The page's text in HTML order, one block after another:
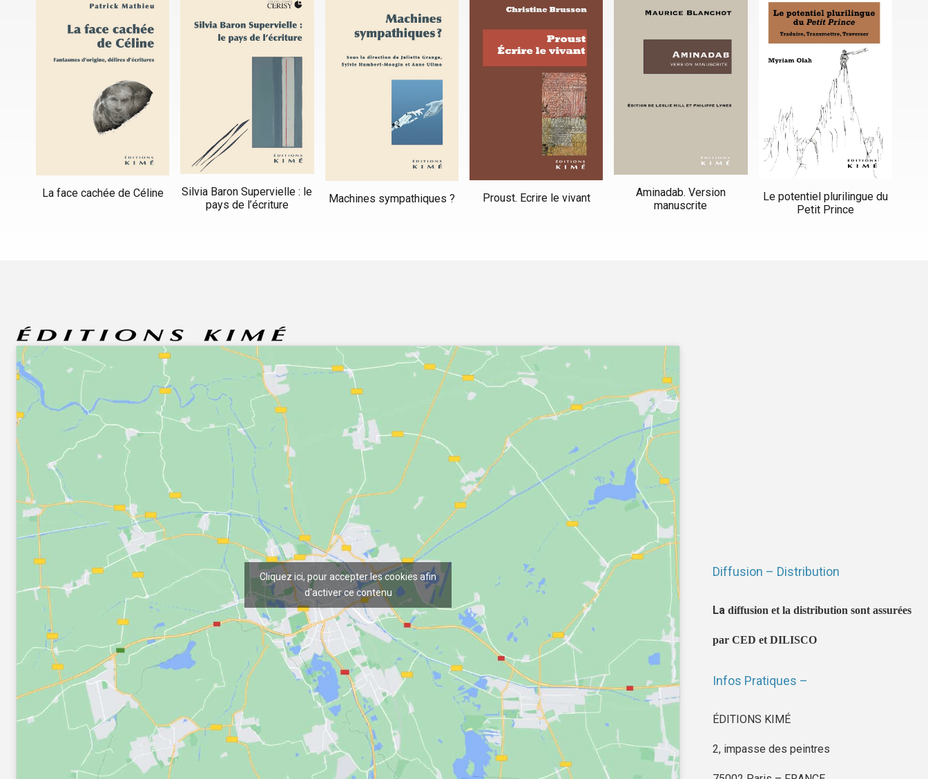
La face cachée de Céline
Silvia Baron Supervielle : le
pays de l’écriture
Machines sympathiques ? Proust. Ecrire le vivant
Aminadab. Version
manuscrite
Le potentiel plurilingue du
Petit Prince
Cliquez ici, pour accepter les cookies afin
d'activer ce contenu
Diffusion – Distribution
La diffusion et la distribution sont assurées
par CED et DILISCO
Infos Pratiques –
ÉDITIONS KIMÉ
2, impasse des peintres